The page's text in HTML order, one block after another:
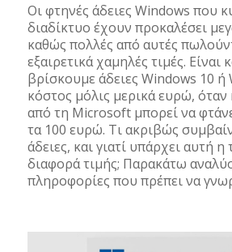
Οι φτηνές άδειες Windows που
διαδίκτυο έχουν προκαλέσει
καθώς πολλές από αυτές
εξαιρετικά χαμηλές τιμές. Είναι
βρίσκουμε άδειες Windows 10 ή
κόστος μόλις μερικά ευρώ, όταν
από τη Microsoft μπορεί να
τα 100 ευρώ. Τι ακριβώς
άδειες, και γιατί υπάρχει αυτή η
διαφορά τιμής; Παρακάτω
πληροφορίες που πρέπει να